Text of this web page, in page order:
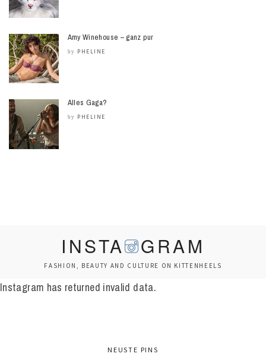
Amy Winehouse – ganz pur
by PHELINE
Alles Gaga?
by PHELINE
INSTA GRAM
FASHION, BEAUTY AND CULTURE ON KITTENHEELS
Instagram has returned invalid data.
NEUSTE PINS